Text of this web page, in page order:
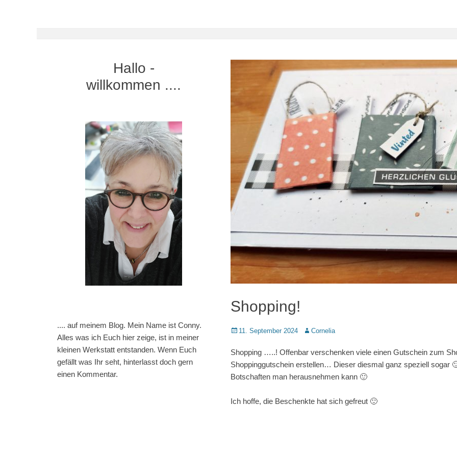
Shopping!
Posted
11. September 2024 AutorCornelia
Shopping …..! Offenbar verschenken viele einen Gutschein zum
Shoppinggutschein erstellen… Dieser diesmal ganz speziell sogar
Botschaften man herausnehmen kann 🙂
Ich hoffe, die Beschenkte hat sich gefreut 🙂
Hallo -
willkommen ....
.... auf meinem Blog. Mein Name ist Conny.
Alles was ich Euch hier zeige, ist in meiner
kleinen Werkstatt entstanden. Wenn Euch
gefällt was Ihr seht, hinterlasst doch gern
einen Kommentar.